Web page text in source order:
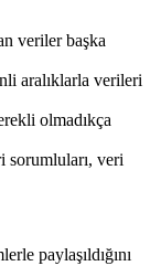
veriler başka
aralıklarla verileri
olmadıkça
sorumluları, veri
paylaşıldığını